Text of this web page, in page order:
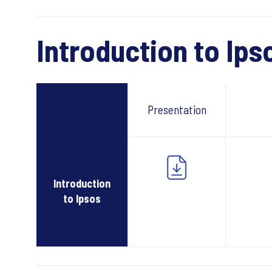
Introduction to
Presentation
Introduction
to Ipsos